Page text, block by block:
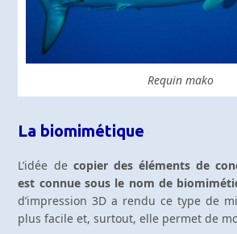
Requin mako
La biomimétique
L’idée de copier des éléments de
est connue sous le nom de
d’impression 3D a rendu ce type de
plus facile et, surtout, elle permet de